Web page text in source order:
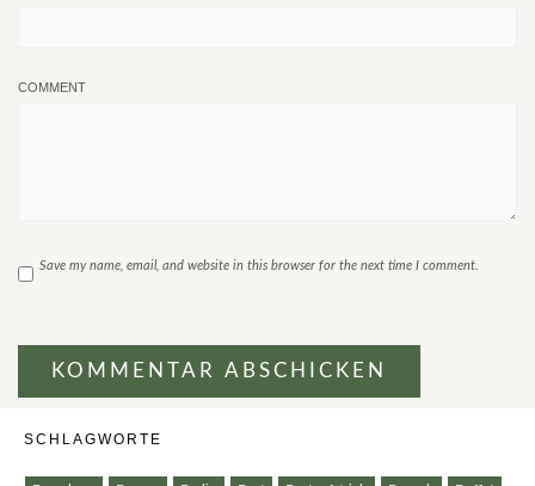
COMMENT
Save my name, email, and website in this browser for the next time I comment.
SCHLAGWORTE